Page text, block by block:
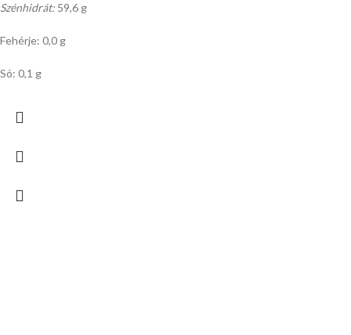
Szénhidrát: 59,6 g
Fehérje: 0,0 g
Só: 0,1 g